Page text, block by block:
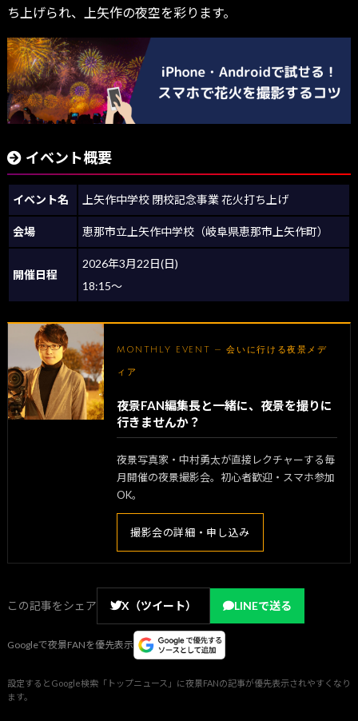
ち上げられ、上矢作の夜空を彩ります。
イベント概要
イベント名 上矢作中学校 閉校記念事業 花火打ち上げ
会場 恵那市立上矢作中学校（岐阜県恵那市上矢作町）
開催日程
2026年3月22日(日)
18:15～
MONTHLY EVENT — 会いに行ける夜景メデ
ィア
夜景FAN編集長と一緒に、夜景を撮りに
行きませんか？
夜景写真家・中村勇太が直接レクチャーする毎
月開催の夜景撮影会。初心者歓迎・スマホ参加
OK。
撮影会の詳細・申し込み
この記事をシェア X（ツイート） LINEで送る
Googleで夜景FANを優先表示
設定するとGoogle検索「トップニュース」に夜景FANの記事が優先表示されやすくなり
ます。